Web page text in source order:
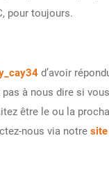
pour toujours.
d’avoir
pas à nous dire si
être le ou la
nous via notre site